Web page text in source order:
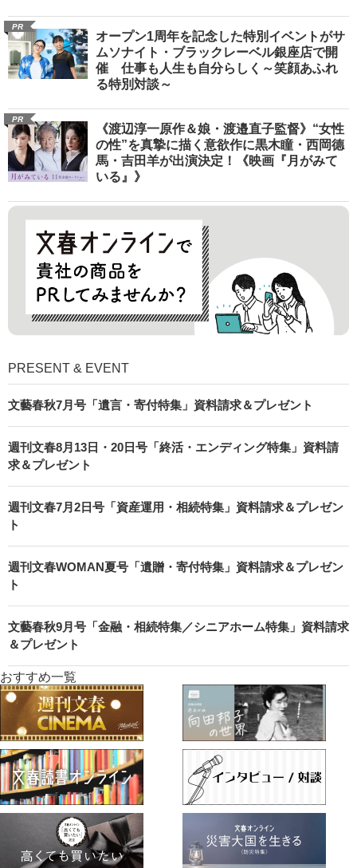
PR
オープン1周年を記念した特別イベントがサ
ムソナイト・ブラックレーベル銀座店で開
催 仕事も人生も自分らしく～笑顔あふれ
る特別対談～
PR
《渡辺淳一原作＆娘・渡邉直子監督》“女性
の性”を真摯に描く意欲作に黒木瞳・西岡德
馬・吉田羊が出演決定！《映画『月がみて
いる』》
PRESENT & EVENT
文藝春秋7月号「遺言・寄付特集」資料請求＆プレゼント
週刊文春8月13日・20日号「終活・エンディング特集」資料請
求＆プレゼント
週刊文春7月2日号「資産運用・相続特集」資料請求＆プレゼン
ト
週刊文春WOMAN夏号「遺贈・寄付特集」資料請求＆プレゼン
ト
文藝春秋9月号「金融・相続特集／シニアホーム特集」資料請求
＆プレゼント
おすすめ一覧